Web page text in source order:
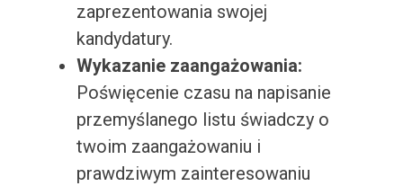
zaprezentowania swojej
kandydatury.
Wykazanie zaangażowania:
Poświęcenie czasu na napisanie
przemyślanego listu świadczy o
twoim zaangażowaniu i
prawdziwym zainteresowaniu